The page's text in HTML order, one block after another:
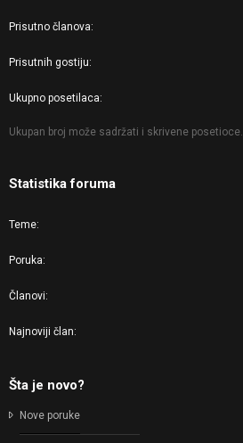
Prisutno članova
Prisutnih gostiju
Ukupno posetilaca
Ukupan broj može sadržati i skrivene posetioce.
Statistika foruma
Teme
Poruka
Članovi
Najnoviji član
Šta je novo?
Nove poruke